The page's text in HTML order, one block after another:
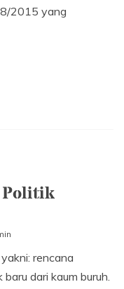
2015 yang
Politik
rencana
dari kaum buruh.